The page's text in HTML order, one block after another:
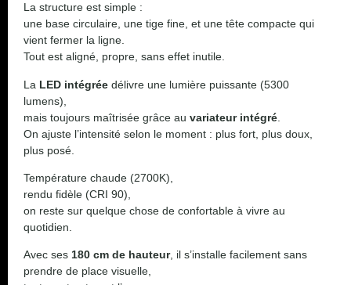
La structure est simple :
une base circulaire, une tige fine, et une tête compacte qui
vient fermer la ligne.
Tout est aligné, propre, sans effet inutile.
La LED intégrée délivre une lumière puissante (5300
lumens),
mais toujours maîtrisée grâce au variateur intégré
On ajuste l’intensité selon le moment : plus fort, plus doux,
plus posé.
Température chaude (2700K),
rendu fidèle (CRI 90),
on reste sur quelque chose de confortable à vivre au
quotidien.
Avec ses 180 cm de hauteur, il s’installe facilement sans
prendre de place visuelle,